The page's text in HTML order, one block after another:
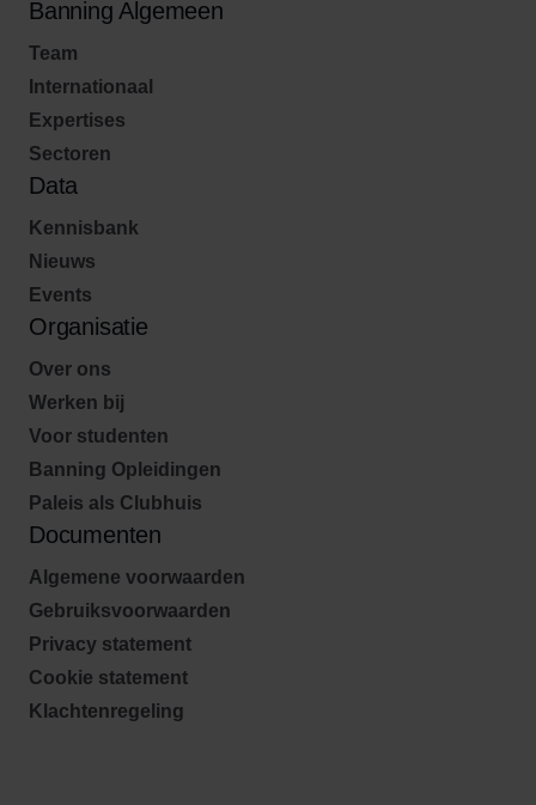
Banning Algemeen
Team
Internationaal
Expertises
Sectoren
Data
Kennisbank
Nieuws
Events
Organisatie
Over ons
Werken bij
Voor studenten
Banning Opleidingen
Paleis als Clubhuis
Documenten
Algemene voorwaarden
Gebruiksvoorwaarden
Privacy statement
Cookie statement
Klachtenregeling